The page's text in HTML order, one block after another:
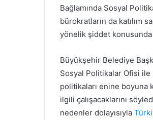
Bağlamında Sosyal
bürokratların da katılım
yönelik şiddet konusunda
Büyükşehir Belediye
Sosyal Politikalar Ofisi ile
politikaları enine boyuna
ilgili çalışacaklarını
nedenler dolayısıyla